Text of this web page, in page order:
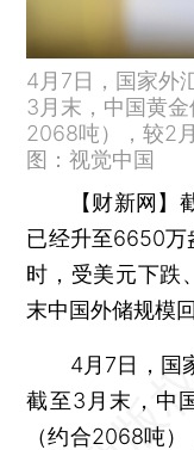
4月7日，国家外
3月末，中国黄
2068吨），较2
图：视觉中国
【财新网】
已经升至6650万
时，受美元下跌
末中国外储规模
4月7日，国家
截至3月末，中
（约合2068吨